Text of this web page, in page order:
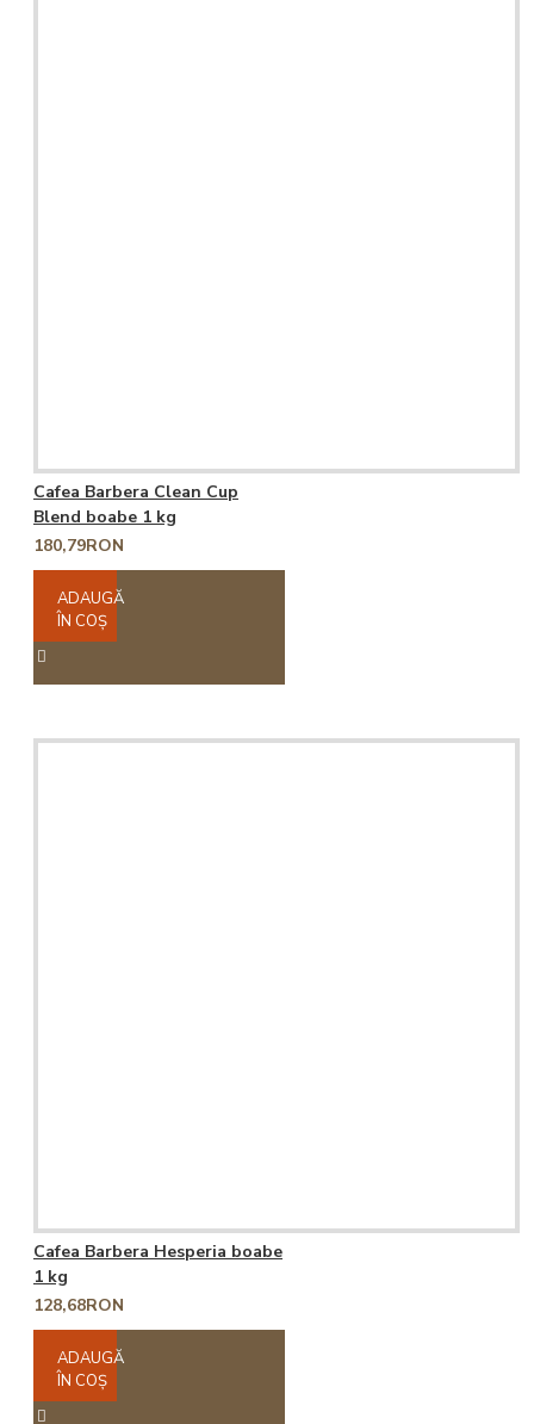
Cafea Barbera Clean Cup
Blend boabe 1 kg
180,79RON
ADAUGĂ
ÎN COŞ
Cafea Barbera Hesperia boabe
1 kg
128,68RON
ADAUGĂ
ÎN COŞ